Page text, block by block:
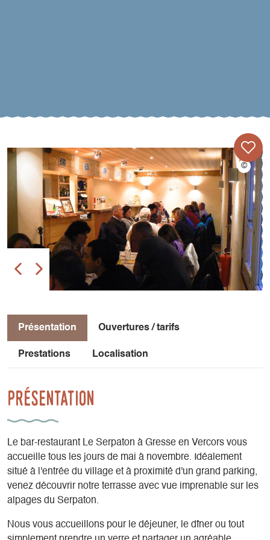
Présentation Ouvertures / tarifs
Prestations Localisation
Présentation
Le bar-restaurant Le Serpaton à Gresse en Vercors vous
accueille tous les jours de mai à novembre. Idéalement
situé à l'entrée du village et à proximité d'un grand parking,
venez découvrir notre terrasse avec vue imprenable sur les
alpages du Serpaton.
Nous vous accueillons pour le déjeuner, le dîner ou tout